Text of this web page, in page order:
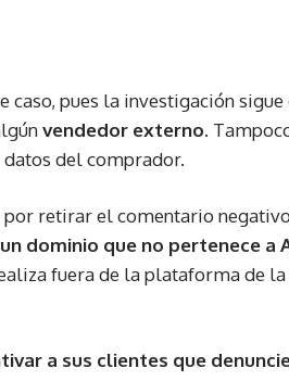
pues la investigación sigue
vendedor externo.
del comprador.
retirar el comentario
dominio que no pertenece a
fuera de la plataforma de
a sus clientes que